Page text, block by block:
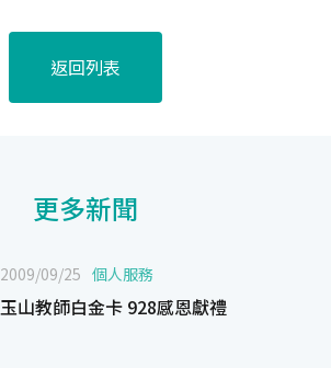
返回列表
更多新聞
2009/09/25 個人服務
玉山教師白金卡 928感恩獻禮